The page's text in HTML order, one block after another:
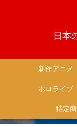
日本
新作アニメ
ホロライブ